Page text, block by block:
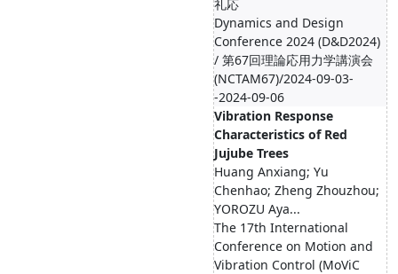
礼応
Dynamics and Design
Conference 2024 (D&D2024)
/ 第67回理論応用力学講演会
(NCTAM67)/2024-09-03-
-2024-09-06
Vibration Response
Characteristics of Red
Jujube Trees
Huang Anxiang; Yu
Chenhao; Zheng Zhouzhou;
YOROZU Aya...
The 17th International
Conference on Motion and
Vibration Control (MoViC